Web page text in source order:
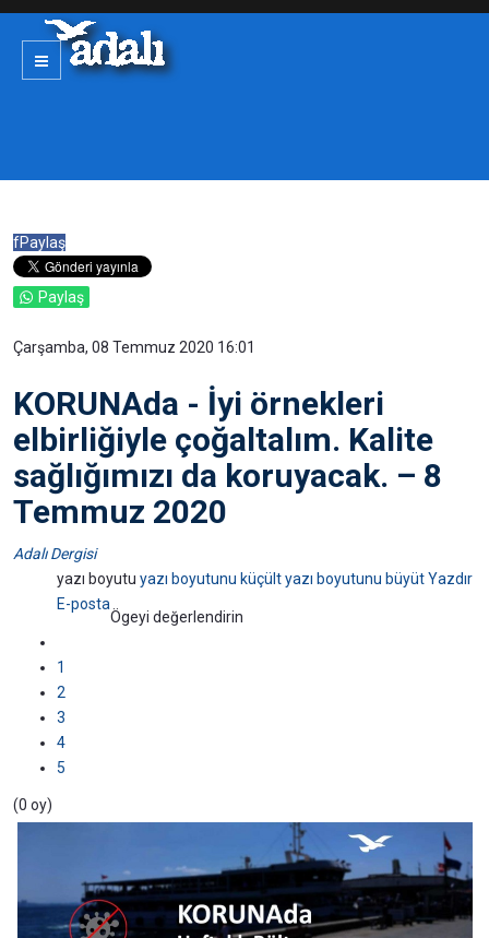
fPaylaş
Paylaş
Çarşamba, 08 Temmuz 2020 16:01
KORUNAda - İyi örnekleri
elbirliğiyle çoğaltalım. Kalite
sağlığımızı da koruyacak. – 8
Temmuz 2020
Adalı Dergisi
yazı boyutu yazı boyutunu küçült yazı boyutunu büyüt Yazdır
E-posta
Ögeyi değerlendirin
1
2
3
4
5
(0 oy)